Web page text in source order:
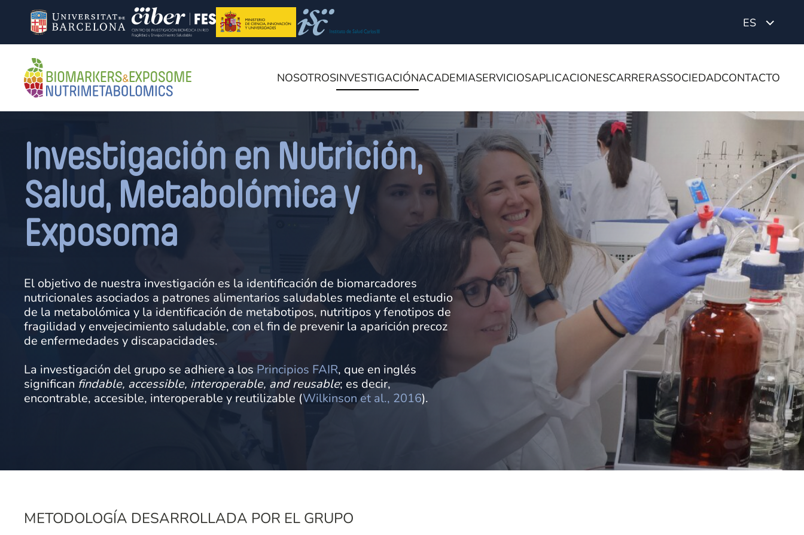
ES
NOSOTROSINVESTIGACIÓNACADEMIASERVICIOSAPLICACIONESCARRERASSOCIEDADCONTACTO
Investigación en Nutrición,
Salud, Metabolómica y
Exposoma
El objetivo de nuestra investigación es la identificación de biomarcadores
nutricionales asociados a patrones alimentarios saludables mediante el estudio
de la metabolómica y la identificación de metabotipos, nutritipos y fenotipos de
fragilidad y envejecimiento saludable, con el fin de prevenir la aparición precoz
de enfermedades y discapacidades.
La investigación del grupo se adhiere a los Principios FAIR, que en inglés
significan findable, accessible, interoperable, and reusable; es decir,
encontrable, accesible, interoperable y reutilizable (Wilkinson et al., 2016).
METODOLOGÍA DESARROLLADA POR EL GRUPO